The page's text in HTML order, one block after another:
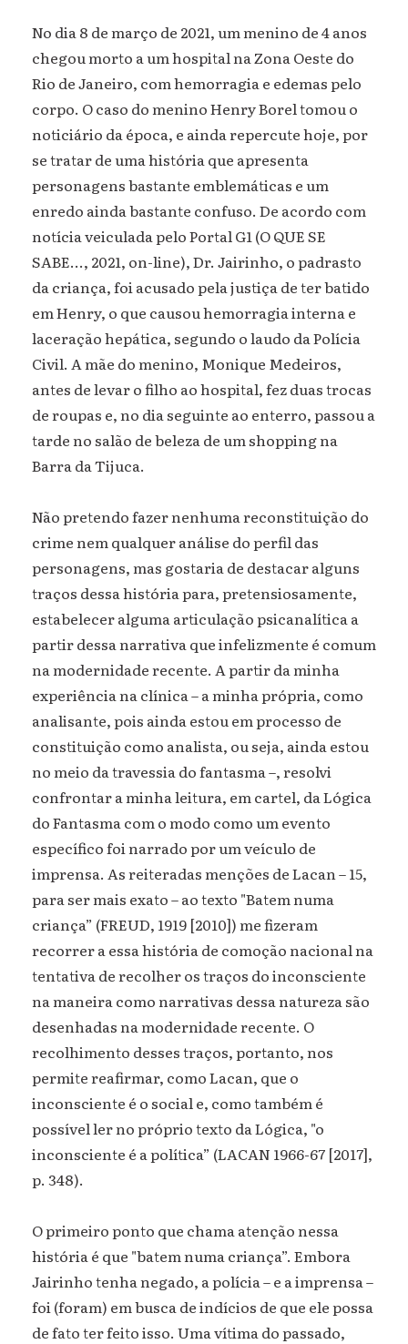
No dia 8 de março de 2021, um menino de 4 anos
chegou morto a um hospital na Zona Oeste do
Rio de Janeiro, com hemorragia e edemas pelo
corpo. O caso do menino Henry Borel tomou o
noticiário da época, e ainda repercute hoje, por
se tratar de uma história que apresenta
personagens bastante emblemáticas e um
enredo ainda bastante confuso. De acordo com
notícia veiculada pelo Portal G1 (O QUE SE
SABE..., 2021, on-line), Dr. Jairinho, o padrasto
da criança, foi acusado pela justiça de ter batido
em Henry, o que causou hemorragia interna e
laceração hepática, segundo o laudo da Polícia
Civil. A mãe do menino, Monique Medeiros,
antes de levar o filho ao hospital, fez duas trocas
de roupas e, no dia seguinte ao enterro, passou a
tarde no salão de beleza de um shopping na
Barra da Tijuca.
Não pretendo fazer nenhuma reconstituição do
crime nem qualquer análise do perfil das
personagens, mas gostaria de destacar alguns
traços dessa história para, pretensiosamente,
estabelecer alguma articulação psicanalítica a
partir dessa narrativa que infelizmente é comum
na modernidade recente. A partir da minha
experiência na clínica – a minha própria, como
analisante, pois ainda estou em processo de
constituição como analista, ou seja, ainda estou
no meio da travessia do fantasma –, resolvi
confrontar a minha leitura, em cartel, da Lógica
do Fantasma com o modo como um evento
específico foi narrado por um veículo de
imprensa. As reiteradas menções de Lacan – 15,
para ser mais exato – ao texto "Batem numa
criança” (FREUD, 1919 [2010]) me fizeram
recorrer a essa história de comoção nacional na
tentativa de recolher os traços do inconsciente
na maneira como narrativas dessa natureza são
desenhadas na modernidade recente. O
recolhimento desses traços, portanto, nos
permite reafirmar, como Lacan, que o
inconsciente é o social e, como também é
possível ler no próprio texto da Lógica, "o
inconsciente é a política” (LACAN 1966-67 [2017],
p. 348).
O primeiro ponto que chama atenção nessa
história é que "batem numa criança”. Embora
Jairinho tenha negado, a polícia – e a imprensa –
foi (foram) em busca de indícios de que ele possa
de fato ter feito isso. Uma vítima do passado,